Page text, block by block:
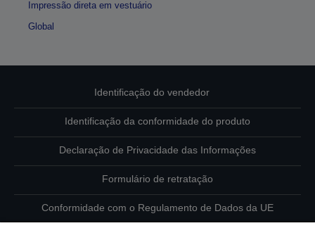
Impressão direta em vestuário
Global
Identificação do vendedor
Identificação da conformidade do produto
Declaração de Privacidade das Informações
Formulário de retratação
Conformidade com o Regulamento de Dados da UE